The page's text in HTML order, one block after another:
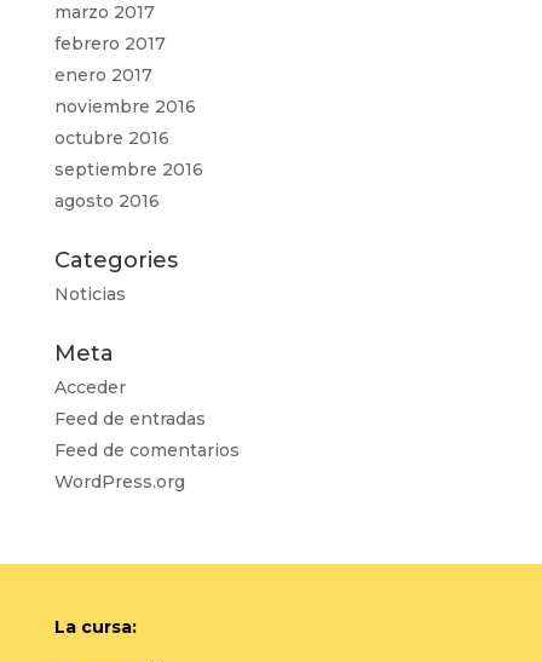
marzo 2017
febrero 2017
enero 2017
noviembre 2016
octubre 2016
septiembre 2016
agosto 2016
Categories
Noticias
Meta
Acceder
Feed de entradas
Feed de comentarios
WordPress.org
La cursa: